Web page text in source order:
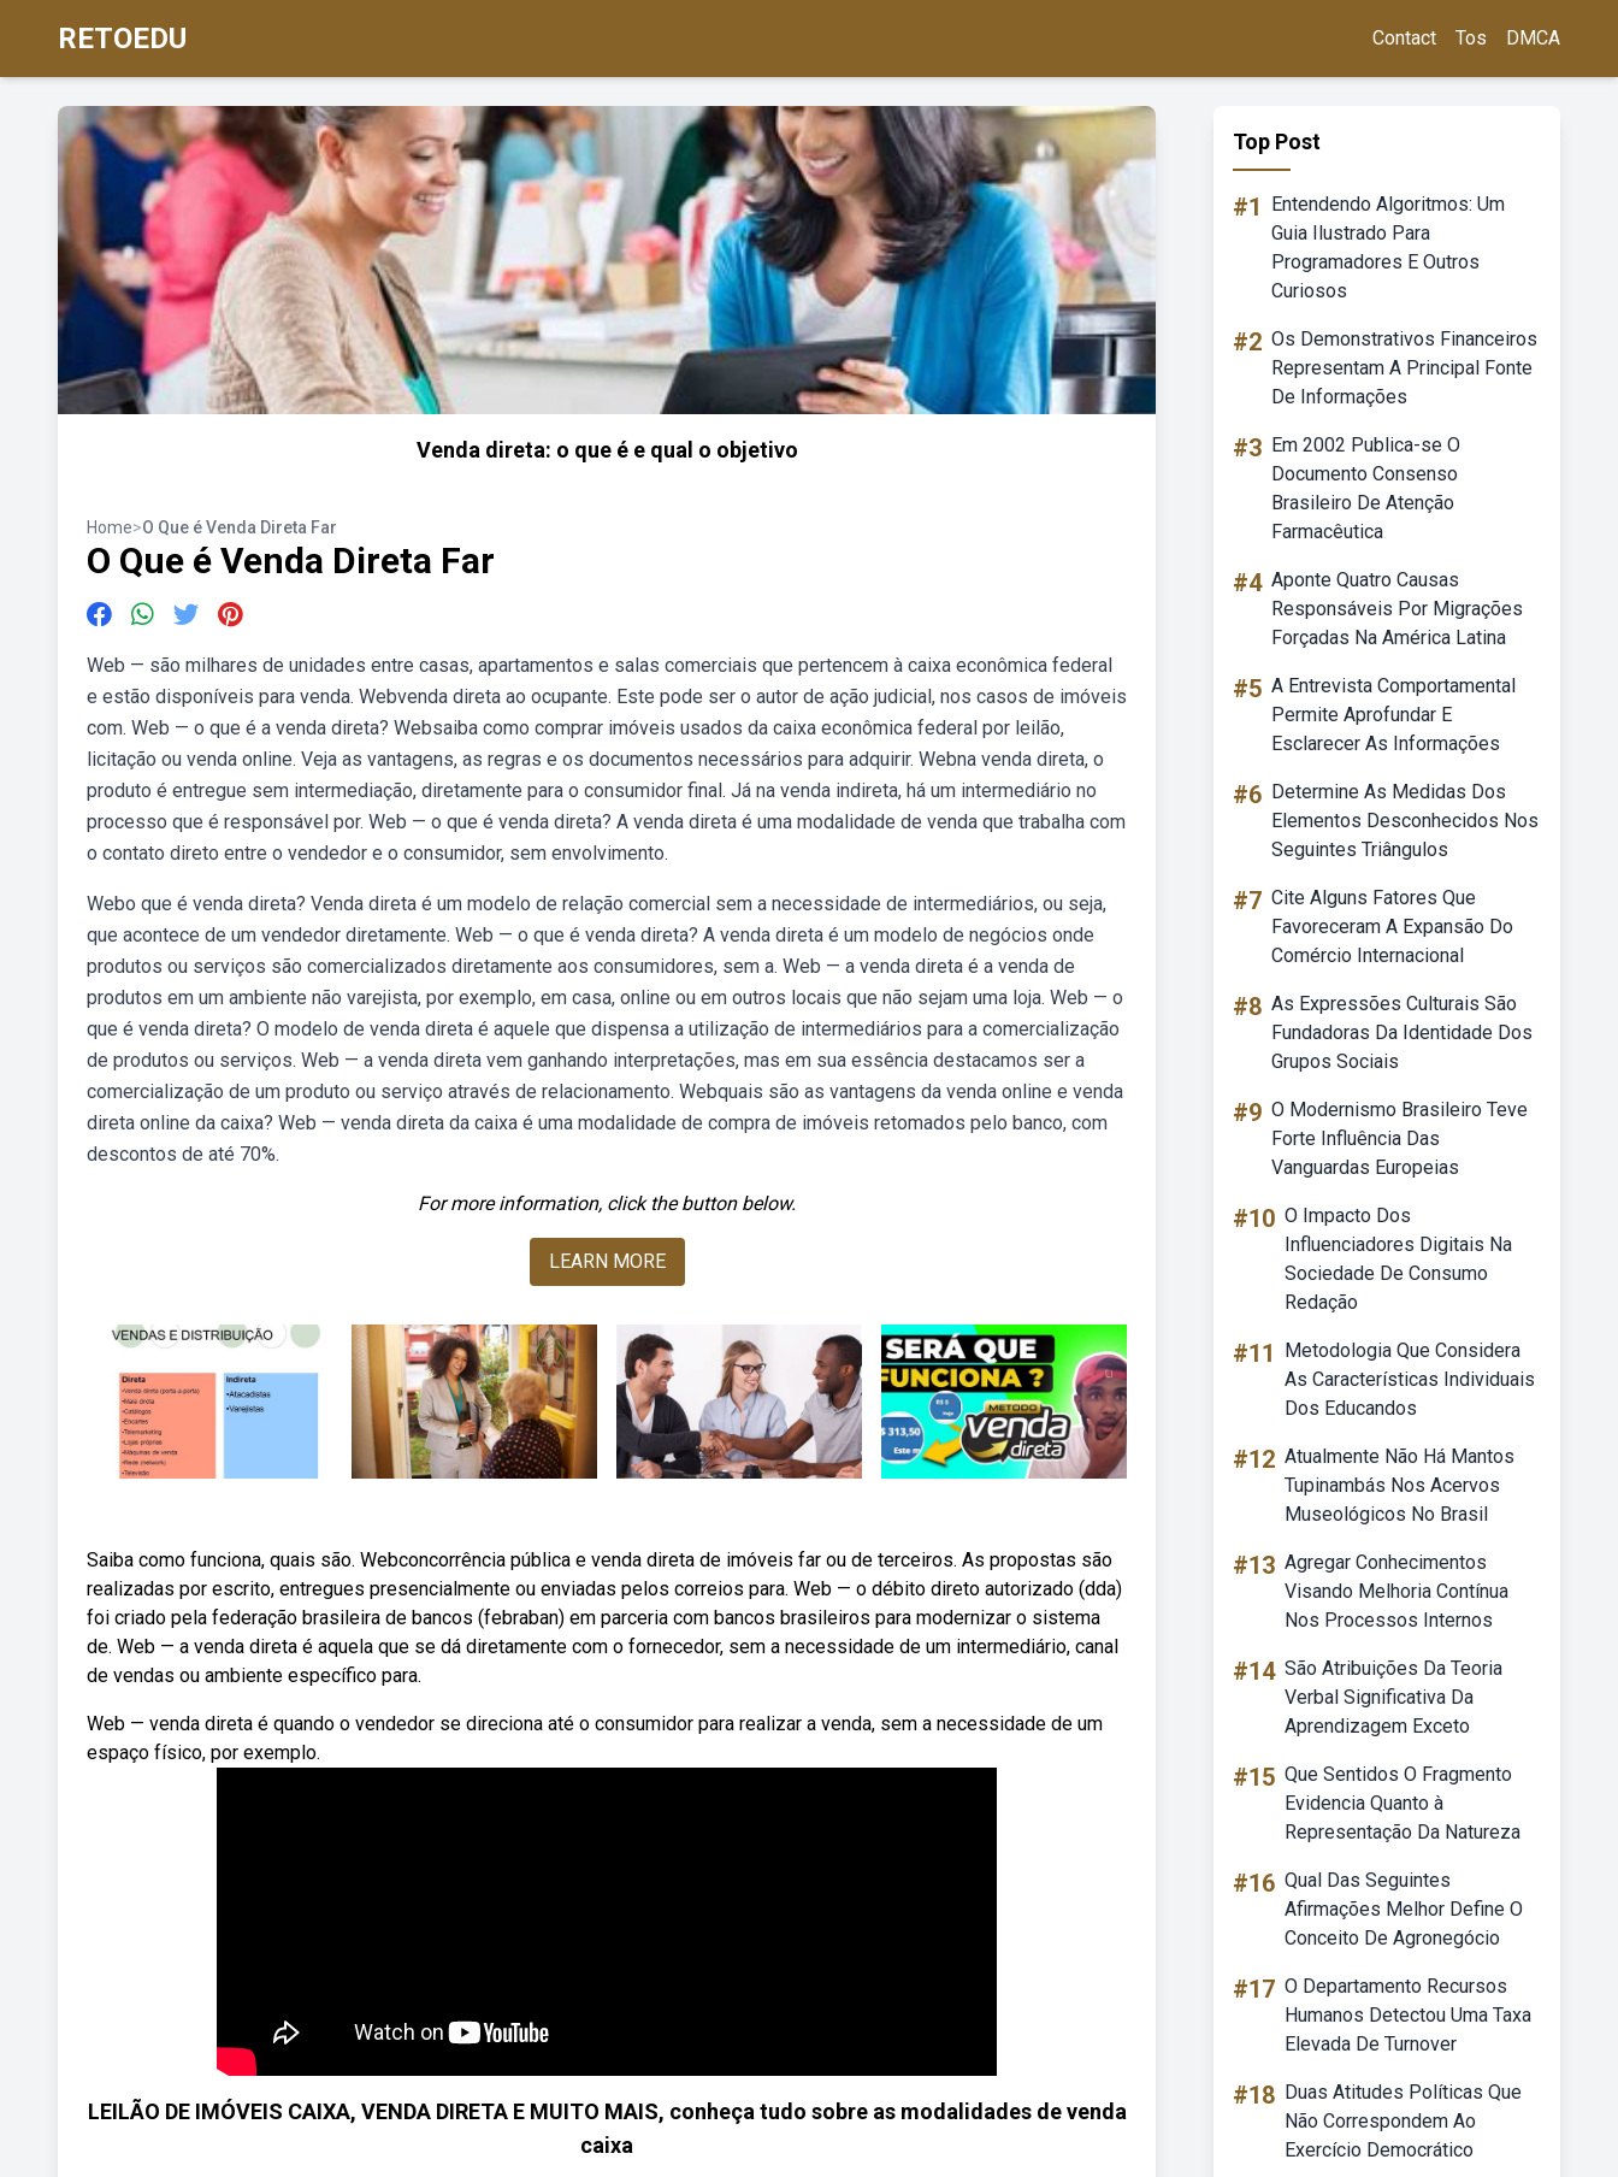
RETOEDU Contact Tos DMCA
Venda direta: o que é e qual o objetivo
Home>O Que é Venda Direta Far
O Que é Venda Direta Far
Web — são milhares de unidades entre casas, apartamentos e salas comerciais que pertencem à caixa econômica federal
e estão disponíveis para venda. Webvenda direta ao ocupante. Este pode ser o autor de ação judicial, nos casos de imóveis
com. Web — o que é a venda direta? Websaiba como comprar imóveis usados da caixa econômica federal por leilão,
licitação ou venda online. Veja as vantagens, as regras e os documentos necessários para adquirir. Webna venda direta, o
produto é entregue sem intermediação, diretamente para o consumidor final. Já na venda indireta, há um intermediário no
processo que é responsável por. Web — o que é venda direta? A venda direta é uma modalidade de venda que trabalha com
o contato direto entre o vendedor e o consumidor, sem envolvimento.
Webo que é venda direta? Venda direta é um modelo de relação comercial sem a necessidade de intermediários, ou seja,
que acontece de um vendedor diretamente. Web — o que é venda direta? A venda direta é um modelo de negócios onde
produtos ou serviços são comercializados diretamente aos consumidores, sem a. Web — a venda direta é a venda de
produtos em um ambiente não varejista, por exemplo, em casa, online ou em outros locais que não sejam uma loja. Web — o
que é venda direta? O modelo de venda direta é aquele que dispensa a utilização de intermediários para a comercialização
de produtos ou serviços. Web — a venda direta vem ganhando interpretações, mas em sua essência destacamos ser a
comercialização de um produto ou serviço através de relacionamento. Webquais são as vantagens da venda online e venda
direta online da caixa? Web — venda direta da caixa é uma modalidade de compra de imóveis retomados pelo banco, com
descontos de até 70%.
For more information, click the button below.
LEARN MORE
Saiba como funciona, quais são. Webconcorrência pública e venda direta de imóveis far ou de terceiros. As propostas são
realizadas por escrito, entregues presencialmente ou enviadas pelos correios para. Web — o débito direto autorizado (dda)
foi criado pela federação brasileira de bancos (febraban) em parceria com bancos brasileiros para modernizar o sistema
de. Web — a venda direta é aquela que se dá diretamente com o fornecedor, sem a necessidade de um intermediário, canal
de vendas ou ambiente específico para.
Web — venda direta é quando o vendedor se direciona até o consumidor para realizar a venda, sem a necessidade de um
espaço físico, por exemplo.
LEILÃO DE IMÓVEIS CAIXA, VENDA DIRETA E MUITO MAIS, conheça tudo sobre as modalidades de venda
caixa
Top Post
#1
Entendendo Algoritmos: Um
Guia Ilustrado Para
Programadores E Outros
Curiosos
#2 Os Demonstrativos Financeiros
Representam A Principal Fonte
De Informações
#3 Em 2002 Publica-se O
Documento Consenso
Brasileiro De Atenção
Farmacêutica
#4 Aponte Quatro Causas
Responsáveis Por Migrações
Forçadas Na América Latina
#5 A Entrevista Comportamental
Permite Aprofundar E
Esclarecer As Informações
#6 Determine As Medidas Dos
Elementos Desconhecidos Nos
Seguintes Triângulos
#7 Cite Alguns Fatores Que
Favoreceram A Expansão Do
Comércio Internacional
#8 As Expressões Culturais São
Fundadoras Da Identidade Dos
Grupos Sociais
#9 O Modernismo Brasileiro Teve
Forte Influência Das
Vanguardas Europeias
#10 O Impacto Dos
Influenciadores Digitais Na
Sociedade De Consumo
Redação
#11
Metodologia Que Considera
As Características Individuais
Dos Educandos
#12 Atualmente Não Há Mantos
Tupinambás Nos Acervos
Museológicos No Brasil
#13 Agregar Conhecimentos
Visando Melhoria Contínua
Nos Processos Internos
#14 São Atribuições Da Teoria
Verbal Significativa Da
Aprendizagem Exceto
#15 Que Sentidos O Fragmento
Evidencia Quanto à
Representação Da Natureza
#16 Qual Das Seguintes
Afirmações Melhor Define O
Conceito De Agronegócio
#17 O Departamento Recursos
Humanos Detectou Uma Taxa
Elevada De Turnover
#18 Duas Atitudes Políticas Que
Não Correspondem Ao
Exercício Democrático